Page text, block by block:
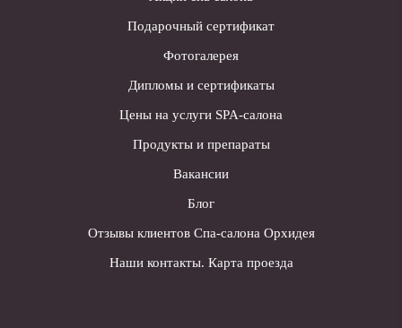
Подарочный сертификат
Фотогалерея
Дипломы и сертификаты
Цены на услуги SPA-салона
Продукты и препараты
Вакансии
Блог
Отзывы клиентов Спа-салона Орхидея
Наши контакты. Карта проезда